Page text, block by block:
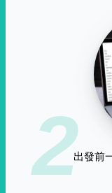
2出發前